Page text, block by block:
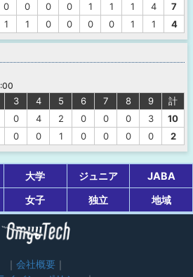
0 0 0 0 1 1 1 4
7
1 1 0 0 0 0 1 1 4
3 4 5 6 7 8 9
計
0 4 2 0 0 0 3
10
0 0 1 0 0 0 0 2
大学 ジュニア
JABA
女子 独立 地域
会社概要